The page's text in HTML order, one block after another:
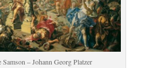
Samson – Johann Georg Platzer